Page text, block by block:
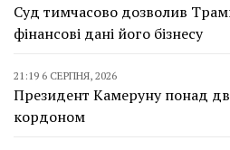
Суд тимчасово дозволив
фінансові дані його бізнесу
21:19 6 СЕРПНЯ, 2026
Президент Камеруну понад
кордоном